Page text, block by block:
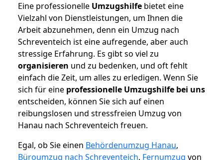
Eine professionelle Umzugshilfe bietet eine
Vielzahl von Dienstleistungen, um Ihnen die
Arbeit abzunehmen, denn ein Umzug nach
Schreventeich ist eine aufregende, aber auch
stressige Erfahrung. Es gibt so viel zu
organisieren und zu bedenken, und oft fehlt
einfach die Zeit, um alles zu erledigen. Wenn Sie
sich für eine professionelle Umzugshilfe bei uns
entscheiden, können Sie sich auf einen
reibungslosen und stressfreien Umzug von
Hanau nach Schreventeich freuen.
Egal, ob Sie einen Behördenumzug Hanau,
Büroumzug nach Schreventeich, Fernumzug von